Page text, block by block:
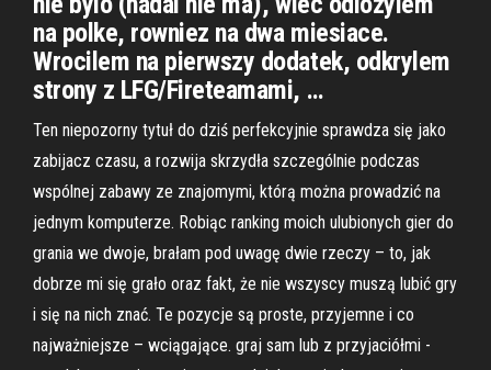
na polke, rowniez na dwa miesiace.
Wrocilem na pierwszy dodatek, odkrylem
strony z LFG/Fireteamami, …
Ten niepozorny tytuł do dziś perfekcyjnie sprawdza się jako
zabijacz czasu, a rozwija skrzydła szczególnie podczas
wspólnej zabawy ze znajomymi, którą można prowadzić na
jednym komputerze. Robiąc ranking moich ulubionych gier do
grania we dwoje, brałam pod uwagę dwie rzeczy – to, jak
dobrze mi się grało oraz fakt, że nie wszyscy muszą lubić gry
i się na nich znać. Te pozycje są proste, przyjemne i co
najważniejsze – wciągające. graj sam lub z przyjaciółmi -